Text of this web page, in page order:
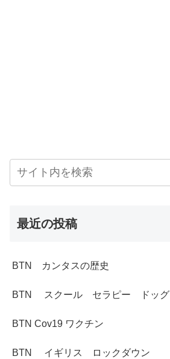
最近の投稿
BTN カンタスの歴史
BTN スクール セラピー ドッグ
BTN Cov19 ワクチン
BTN イギリス ロックダウン